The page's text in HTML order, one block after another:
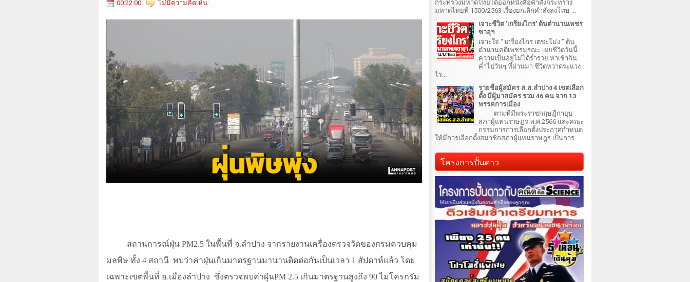
00:22:00 ไม่มีความคิดเห็น:
สถานการณ์ฝุ่น PM2.5 ในพื้นที่ จ.ลำปาง จากรายงานเครื่องตรวจวัดของกรมควบคุม
มลพิษ ทั้ง 4 สถานี พบว่าค่าฝุ่นเกินมาตรฐานมานานติดต่อกันเป็นเวลา 1 สัปดาห์แล้ว โดย
เฉพาะเขตพื้นที่ อ.เมืองลำปาง ซึ่งตรวจพบค่าฝุ่นPM 2.5 เกินมาตรฐานสูงถึง 90ไมโครกรัม
กระทรวงมหาดไทยได้ออกหนังสือคำสั่งกระทรวง
มหาดไทยที่ 1500/2563 เรื่องยกเลิกคำสั่งลงโทษ ...
เจาะชีวิต 'เกรียงไกร' ต้นตำนานเพชร
ซาอุฯ
เจาะใจ “ เกรียงไกร เตชะโม่ง ” ต้น
ตำนานคดีเพชรมรณะ เผยชีวิตวันนี้
ความเป็นอยู่ไม่ได้ร่ำรวย หาเช้ากิน
ค่ำไปวันๆ ที่ผ่านมา ชีวิตหวาดระแวง
ไร...
รายชื่อผู้สมัคร ส.ส.ลำปาง 4 เขตเลือก
ตั้ง มีผู้มาสมัคร รวม 46 คน จาก 13
พรรคการเมือง
ตามที่มีพระราชกฤษฎีกายุบ
สภาผู้แทนราษฎร พ.ศ.2566 และคณะ
กรรมการการเลือกตั้งประกาศกำหนด
ให้มีการเลือกตั้งสมาชิกสภาผู้แทนราษฎร เป็นการ...
โครงการปั้นดาว